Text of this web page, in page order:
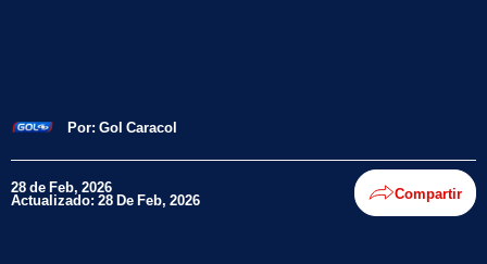
Por: Gol Caracol
28 de Feb, 2026
Actualizado: 28 De Feb, 2026 Compartir